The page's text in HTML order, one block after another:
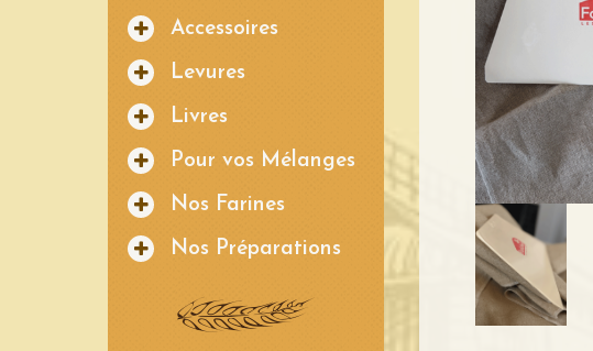
Accessoires
Levures
Livres
Pour vos Mélanges
Nos Farines
Nos Préparations